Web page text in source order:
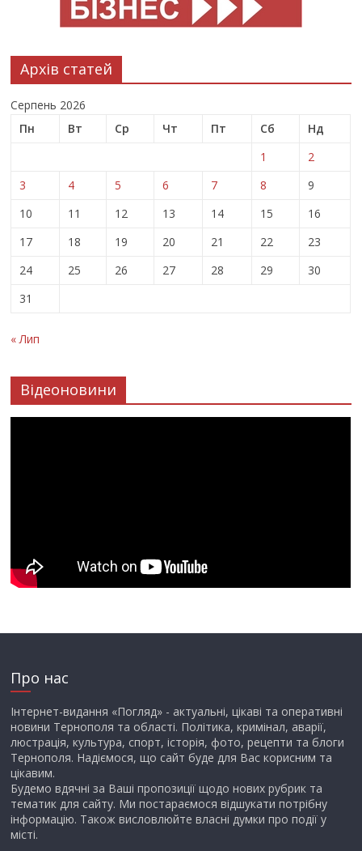
Архів статей
Серпень 2026
Пн
Вт Ср Чт Пт Сб
Нд
1
2
3
4 5 6 7 8
9
10
11 12 13 14 15
16
17
18 19 20 21 22
23
24
25 26 27 28 29
30
31
« Лип
Відеоновини
Про нас
Інтернет-видання «Погляд» - актуальні, цікаві та оперативні
новини Тернополя та області. Політика, кримінал, аварії,
люстрація, культура, спорт, історія, фото, рецепти та блоги
Тернополя. Надіємося, що сайт буде для Вас корисним та
цікавим.
Будемо вдячні за Ваші пропозиції щодо нових рубрик та
тематик для сайту. Ми постараємося відшукати потрібну
інформацію. Також висловлюйте власні думки про події у
місті.